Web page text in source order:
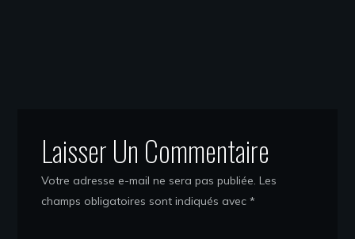
Laisser Un Commentaire
Votre adresse e-mail ne sera pas publiée. Les
champs obligatoires sont indiqués avec*